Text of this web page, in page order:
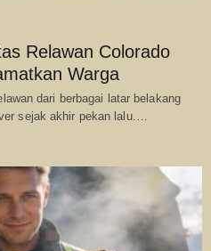
Relawan Colorado
Warga
dari berbagai latar belakang
sejak akhir pekan lalu.…